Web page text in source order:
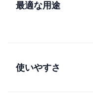
最適な用途
使いやすさ